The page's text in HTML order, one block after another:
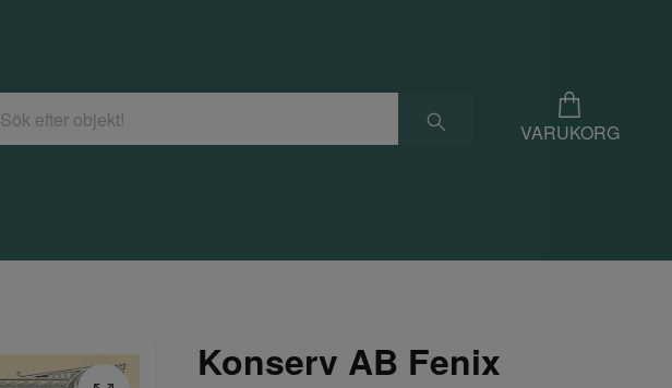
VARUKORG
Konserv AB Fenix